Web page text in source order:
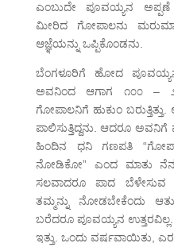
ಎಂಬುದೇ ಪೂವಯ್ಯನ
ಮೀರಿದ ಗೋಪಾಲನು
ಆಜ್ಞೆಯನ್ನು ಒಪ್ಪಿಕೊಂಡನು.
ಬೆಂಗಳೂರಿಗೆ ಹೋದ
ಅವನಿಂದ ಆಗಾಗ ೧೦೦ –
ಗೋಪಾಲನಿಗೆ ಹುಕುಂ
ಪಾಲಿಸುತ್ತಿದ್ದನು. ಆದರೂ ಅವನಿಗೆ
ಹಿಂದಿನ ಧನಿ ಗಣಪತಿ
ನೋಡಿಕೋ” ಎಂದ ಮಾತು
ಸಲವಾದರೂ ಪಾದ ಬೆಳೇಸುವ
ತಮ್ಮನ್ನು ನೋಡಬೇಕೆಂದು
ಬರೆದರೂ ಪೂವಯ್ಯನ ಉತ್ತರವಿಲ್ಲ.
ಇತ್ತು. ಒಂದು ವರ್ಷವಾಯಿತು,